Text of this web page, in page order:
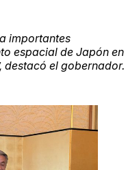
importantes
espacial de Japón en
destacó el gobernador.